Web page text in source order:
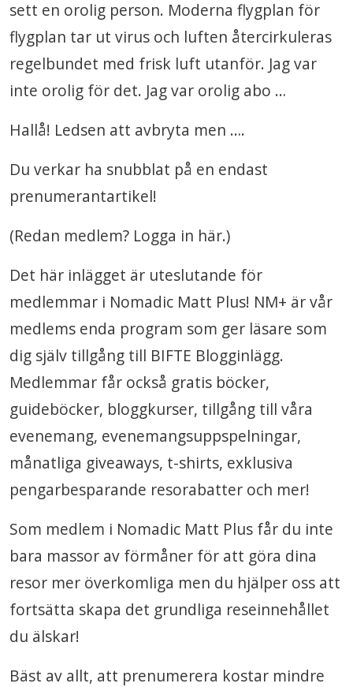
sett en orolig person. Moderna flygplan för
flygplan tar ut virus och luften återcirkuleras
regelbundet med frisk luft utanför. Jag var
inte orolig för det. Jag var orolig abo …
Hallå! Ledsen att avbryta men ….
Du verkar ha snubblat på en endast
prenumerantartikel!
(Redan medlem? Logga in här.)
Det här inlägget är uteslutande för
medlemmar i Nomadic Matt Plus! NM+ är vår
medlems enda program som ger läsare som
dig själv tillgång till BIFTE Blogginlägg.
Medlemmar får också gratis böcker,
guideböcker, bloggkurser, tillgång till våra
evenemang, evenemangsuppspelningar,
månatliga giveaways, t-shirts, exklusiva
pengarbesparande resorabatter och mer!
Som medlem i Nomadic Matt Plus får du inte
bara massor av förmåner för att göra dina
resor mer överkomliga men du hjälper oss att
fortsätta skapa det grundliga reseinnehållet
du älskar!
Bäst av allt, att prenumerera kostar mindre